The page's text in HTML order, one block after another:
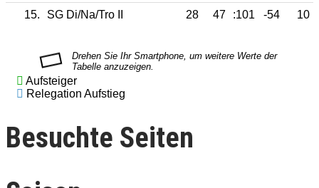
15.
SG Di/Na/Tro II 28 47 :101 -54 10
Aufsteiger
Relegation Aufstieg
Besuchte Seiten